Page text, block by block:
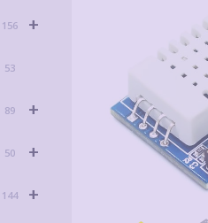
+
156
53
+
89
+
50
+
144